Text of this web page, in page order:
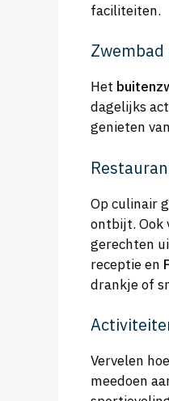
faciliteiten.
Het
dagelijks
genieten
Op culinair
ontbijt. Ook
gerechten
receptie en
drankje of
Vervelen
meedoen